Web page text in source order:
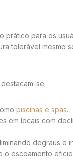
para os
tolerável mesmo
se:
piscinas e spas.
em locais com
degraus e
escoamento